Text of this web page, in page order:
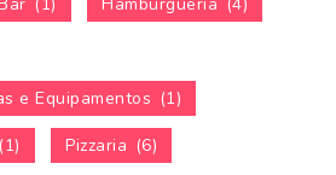
e Equipamentos (1)
(1) Pizzaria (6)